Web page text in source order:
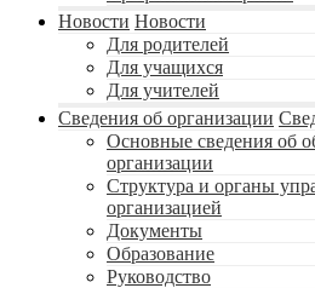
Новости Новости
Для родителей
Для учащихся
Для учителей
Сведения об организации
Основные сведения об
организации
Структура и органы
организацией
Документы
Образование
Руководство